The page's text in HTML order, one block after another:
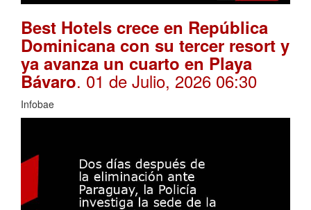
Best Hotels crece en República
Dominicana con su tercer resort y
ya avanza un cuarto en Playa
Bávaro. 01 de Julio, 2026 06:30
Infobae